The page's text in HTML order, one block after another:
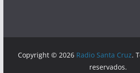
Copyright © 2026 Radio Santa Cruz.
reservados.